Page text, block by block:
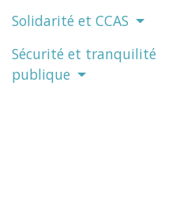
Solidarité et CCAS
Sécurité et tranquilité
publique